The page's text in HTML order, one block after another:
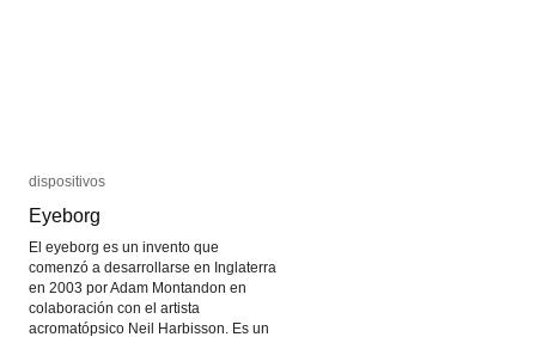
dispositivos
Eyeborg
El eyeborg es un invento que
comenzó a desarrollarse en Inglaterra
en 2003 por Adam Montandon en
colaboración con el artista
acromatópsico Neil Harbisson. Es un
dispositivos
Eyeborg